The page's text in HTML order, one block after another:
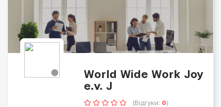
World Wide Work Joy
e.v. J
(Відгуки: 0)